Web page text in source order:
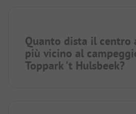
Quanto dista il centro
più vicino al
Toppark 't Hulsbeek?